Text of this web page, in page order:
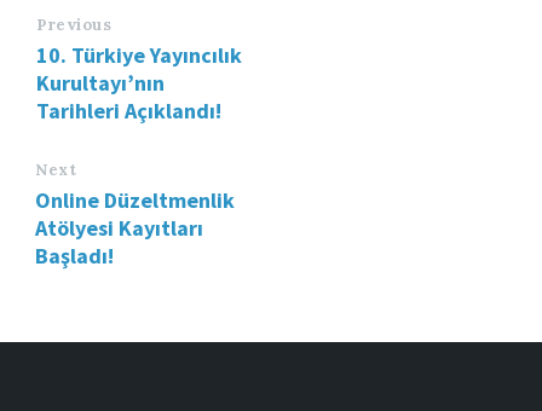
Previous
10. Türkiye Yayıncılık
Kurultayı’nın
Tarihleri Açıklandı!
Next
Online Düzeltmenlik
Atölyesi Kayıtları
Başladı!